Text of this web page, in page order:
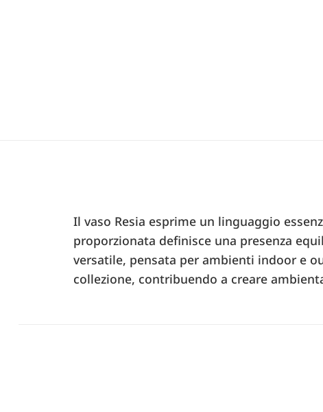
Il vaso Resia esprime un linguaggio
proporzionata definisce una presenza
versatile, pensata per ambienti indoor e
collezione, contribuendo a creare